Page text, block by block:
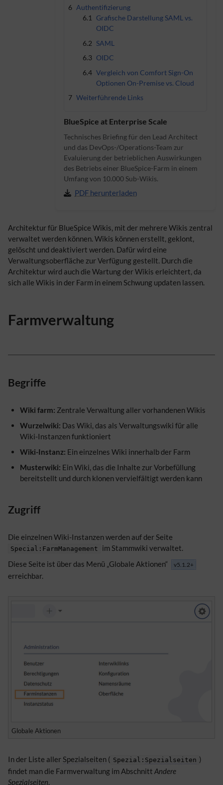
6 Authentifizierung
6.1
Grafische Darstellung SAML vs.
OIDC
6.2 SAML
6.3 OIDC
6.4 Vergleich von Comfort Sign-On
Optionen On-Premise vs. Cloud
7 Weiterführende Links
BlueSpice at Enterprise Scale
Technisches Briefing für den Lead Architect
und das DevOps-/Operations-Team zur
Evaluierung der betrieblichen Auswirkungen
des Betriebs einer BlueSpice-Farm in einem
Umfang von 10.000 Sub-Wikis.
PDF herunterladen
Architektur für BlueSpice Wikis, mit der mehrere Wikis zentral
verwaltet werden können. Wikis können erstellt, geklont,
gelöscht und deaktiviert werden. Dafür wird eine
Verwaltungsoberfläche zur Verfügung gestellt. Durch die
Architektur wird auch die Wartung der Wikis erleichtert, da
sich alle Wikis in der Farm in einem Schwung updaten lassen.
Farmverwaltung
Begriffe
Wiki farm: Zentrale Verwaltung aller vorhandenen Wikis
Wurzelwiki: Das Wiki, das als Verwaltungswiki für alle
Wiki-Instanzen funktioniert
Wiki-Instanz: Ein einzelnes Wiki innerhalb der Farm
Musterwiki: Ein Wiki, das die Inhalte zur Vorbefüllung
bereitstellt und durch klonen vervielfältigt werden kann
Zugriff
Die einzelnen Wiki-Instanzen werden auf der Seite
Special:FarmManagement
im Stammwiki verwaltet.
Diese Seite ist über das Menü „Globale Aktionen“
v5.1.2+
erreichbar.
Globale Aktionen
In der Liste aller Spezialseiten ( Spezial: Spezialseiten )
findet man die Farmverwaltung im Abschnitt Andere
Spezialseiten.